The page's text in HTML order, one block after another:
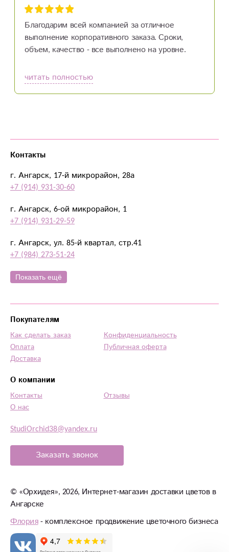
Благодарим всей компанией за отличное
выполнение корпоративного заказа. Сроки,
объем, качество - все выполнено на уровне.
читать полностью
Контакты
г. Ангарск, 17-й микрорайон, 28а
+7 (914) 931-30-60
г. Ангарск, 6-ой микрорайон, 1
+7 (914) 931-29-59
г. Ангарск, ул. 85-й квартал, стр.41
+7 (984) 273-51-24
Показать ещё
StudiOrchid38@yandex.ru
Заказать звонок
Покупателям
Как сделать заказ
Оплата
Доставка
Конфиденциальность
Публичная оферта
О компании
Контакты
О нас
Отзывы
© «Орхидея», 2026, Интернет-магазин доставки цветов в
Ангарске
Флория- комплексное продвижение цветочного бизнеса